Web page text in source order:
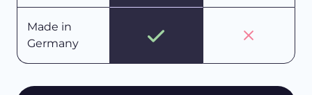
Made in
Germany